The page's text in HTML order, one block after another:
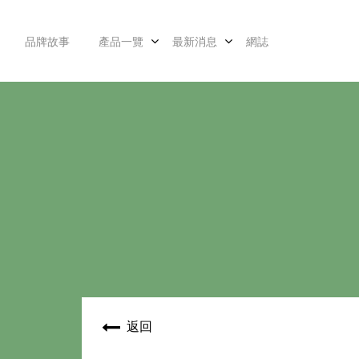
品牌故事 產品一覽 最新消息 網誌
返回